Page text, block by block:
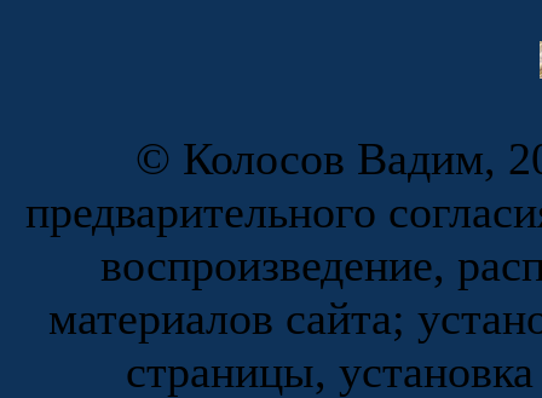
© Колосов Вадим,
предварительного
воспроизведение,
материалов сайта;
страницы,